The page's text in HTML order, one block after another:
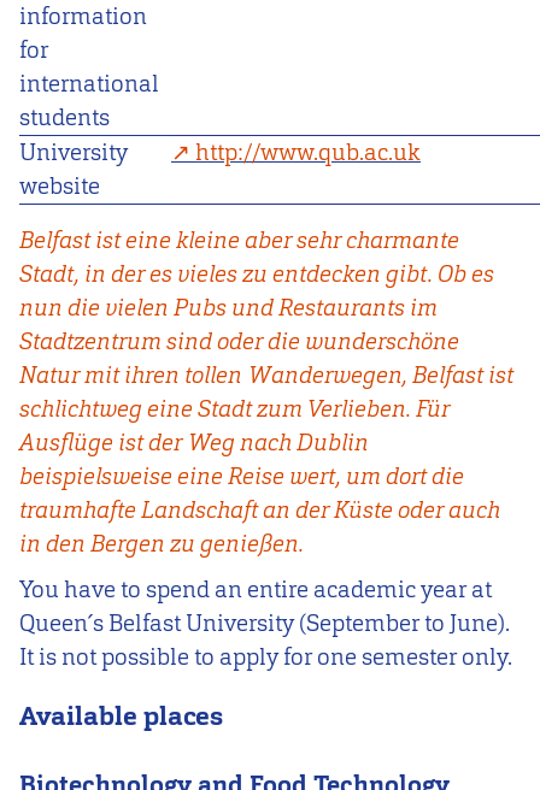
information
for
international
students
University
website
http://www.qub.ac.uk
Belfast ist eine kleine aber sehr charmante
Stadt, in der es vieles zu entdecken gibt. Ob es
nun die vielen Pubs und Restaurants im
Stadtzentrum sind oder die wunderschöne
Natur mit ihren tollen Wanderwegen, Belfast ist
schlichtweg eine Stadt zum Verlieben. Für
Ausflüge ist der Weg nach Dublin
beispielsweise eine Reise wert, um dort die
traumhafte Landschaft an der Küste oder auch
in den Bergen zu genießen.
You have to spend an entire academic year at
Queen´s Belfast University (September to June).
It is not possible to apply for one semester only.
Available places